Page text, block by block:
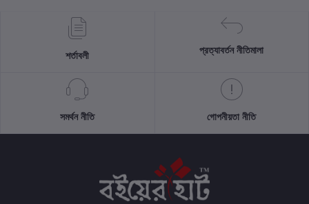
শর্তাবলী প্রত্যাবর্তন নীতিমালা
সমর্থন নীতি গোপনীয়তা নীতি